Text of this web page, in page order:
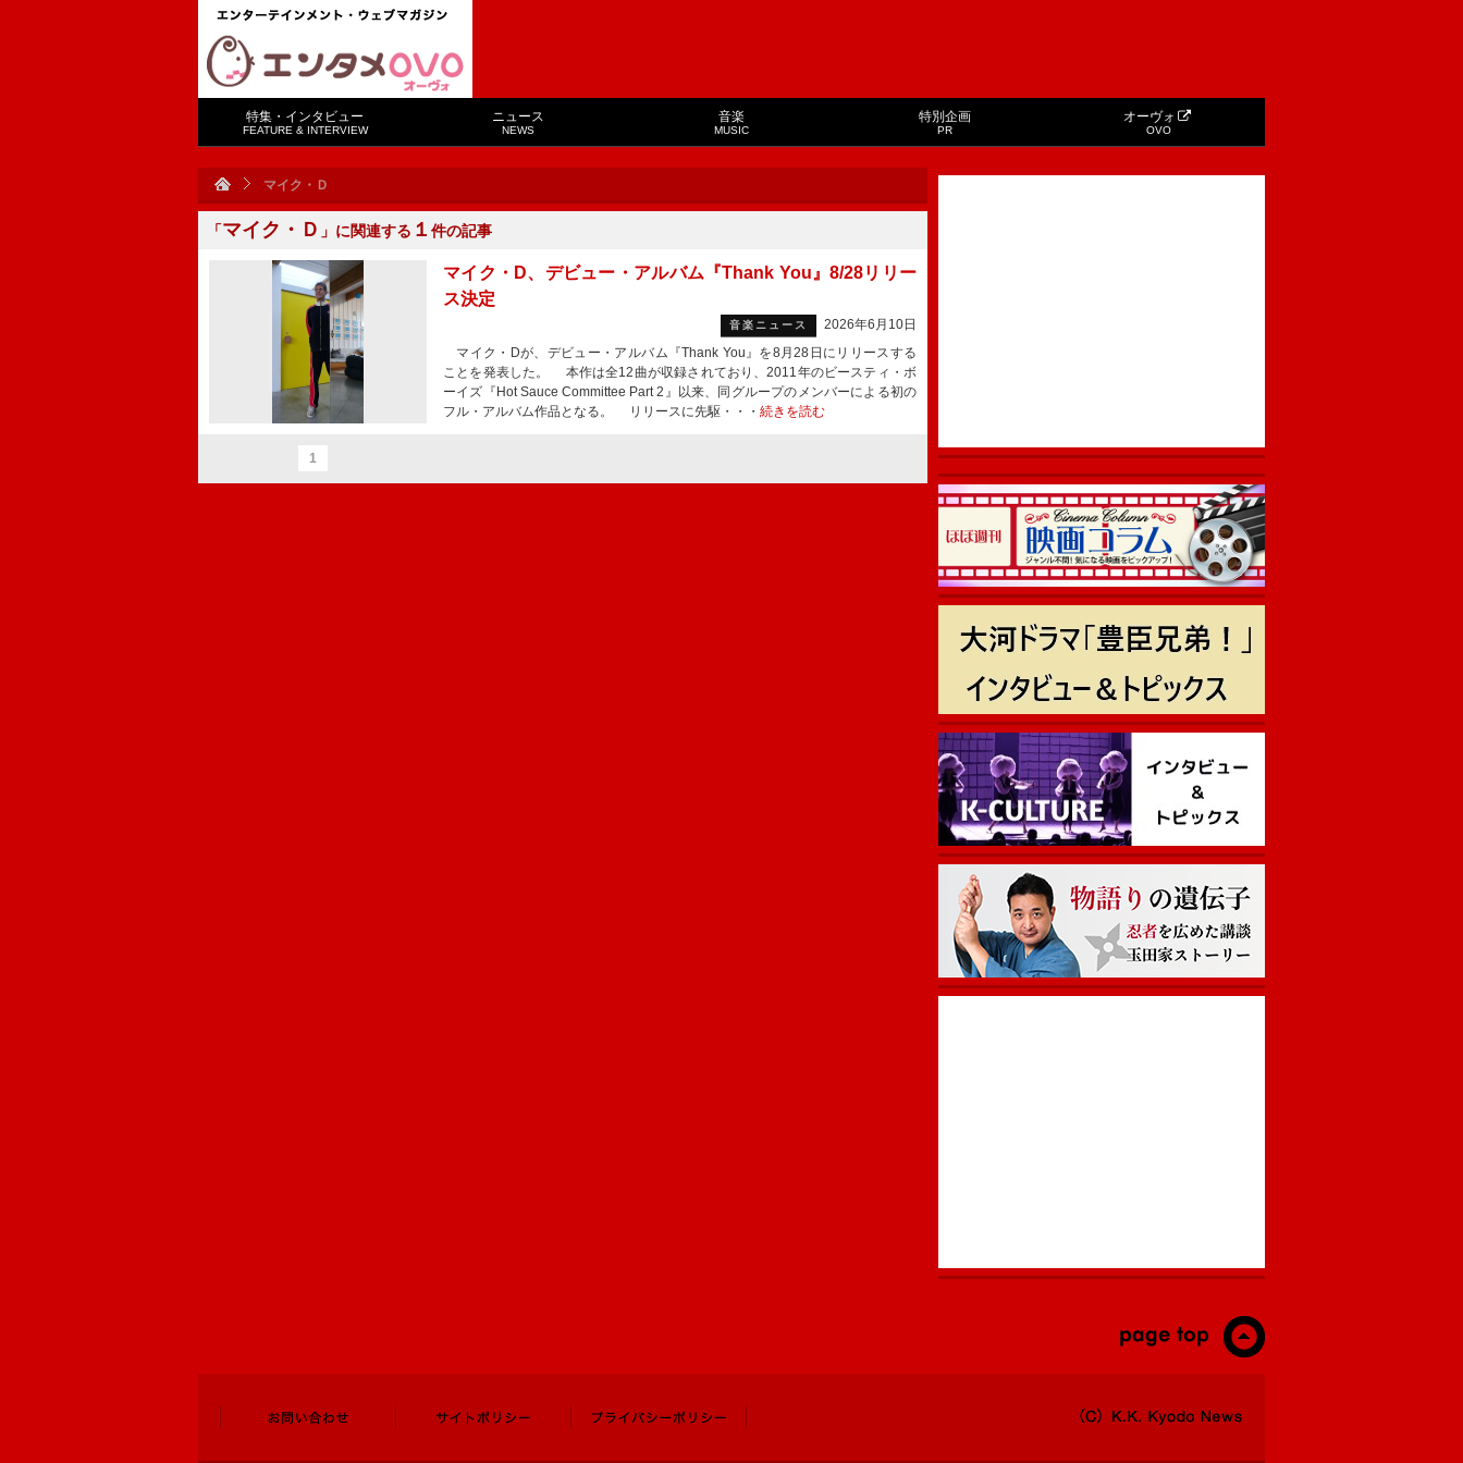
特集・インタビュー
FEATURE & INTERVIEW
ニュース
NEWS
音楽
MUSIC
特別企画
PR
オーヴォ
OVO
マイク・Ｄ
「マイク・Ｄ 」に関連する １ 件の記事
マイク・D、デビュー・アルバム『Thank You』8/28リリー
ス決定
音楽ニュース
2026年6月10日
マイク・Dが、デビュー・アルバム『Thank You』を8月28日にリリースする
ことを発表した。 本作は全12曲が収録されており、2011年のビースティ・ボ
ーイズ『Hot Sauce Committee Part 2』以来、同グループのメンバーによる初の
フル・アルバム作品となる。 リリースに先駆・・・ 続きを読む
1